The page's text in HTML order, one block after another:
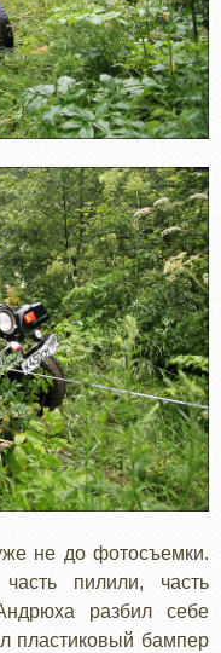
не до фотосъемки.
пилили, часть
разбил себе
пластиковый бампер